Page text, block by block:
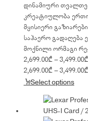
დინამიური
კრეატიულობა
მყისიერი
საჰაერო გადაღება
მოქნილი ორმაგი
2,699.00₾–3,499.00₾
2,699.00₾–3,499.00₾
Select options